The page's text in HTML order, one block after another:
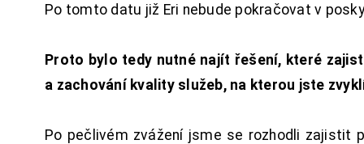
Po tomto datu již Eri nebude pokračovat v
Proto bylo tedy nutné najít řešení, které
a zachování kvality služeb, na kterou jste
Po pečlivém zvážení jsme se rozhodli zajistit